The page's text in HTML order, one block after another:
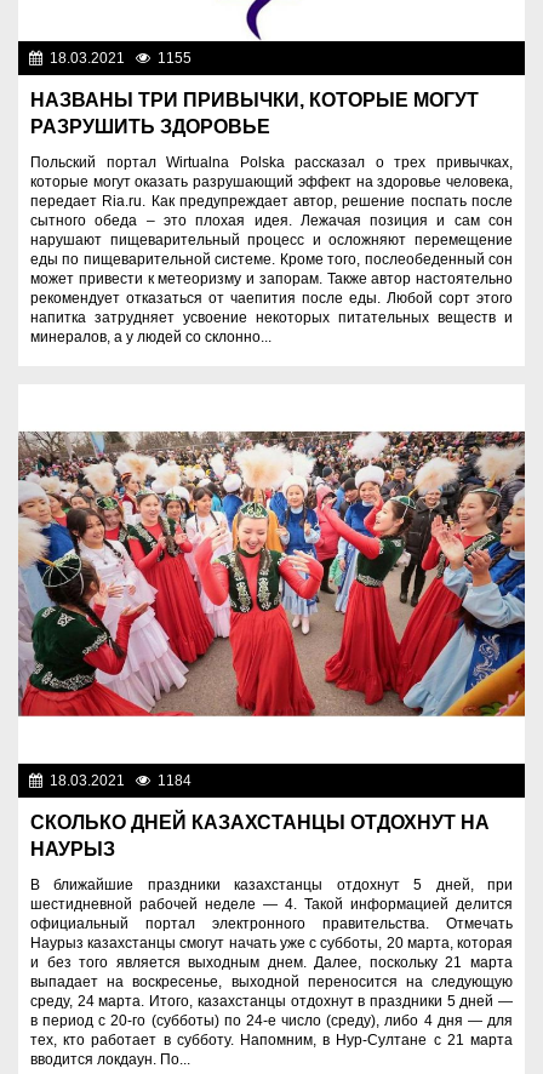
18.03.2021 1155
НАЗВАНЫ ТРИ ПРИВЫЧКИ, КОТОРЫЕ МОГУТ
РАЗРУШИТЬ ЗДОРОВЬЕ
Польский портал Wirtualna Polska рассказал о трех привычках,
которые могут оказать разрушающий эффект на здоровье человека,
передает Ria.ru. Как предупреждает автор, решение поспать после
сытного обеда – это плохая идея. Лежачая позиция и сам сон
нарушают пищеварительный процесс и осложняют перемещение
еды по пищеварительной системе. Кроме того, послеобеденный сон
может привести к метеоризму и запорам. Также автор настоятельно
рекомендует отказаться от чаепития после еды. Любой сорт этого
напитка затрудняет усвоение некоторых питательных веществ и
минералов, а у людей со склонно...
18.03.2021 1184
СКОЛЬКО ДНЕЙ КАЗАХСТАНЦЫ ОТДОХНУТ НА
НАУРЫЗ
В ближайшие праздники казахстанцы отдохнут 5 дней, при
шестидневной рабочей неделе — 4. Такой информацией делится
официальный портал электронного правительства. Отмечать
Наурыз казахстанцы смогут начать уже с субботы, 20 марта, которая
и без того является выходным днем. Далее, поскольку 21 марта
выпадает на воскресенье, выходной переносится на следующую
среду, 24 марта. Итого, казахстанцы отдохнут в праздники 5 дней —
в период с 20-го (субботы) по 24-е число (среду), либо 4 дня — для
тех, кто работает в субботу. Напомним, в Нур-Султане с 21 марта
вводится локдаун. По...